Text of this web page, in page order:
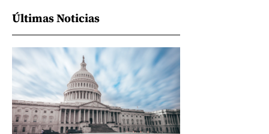
Últimas Noticias